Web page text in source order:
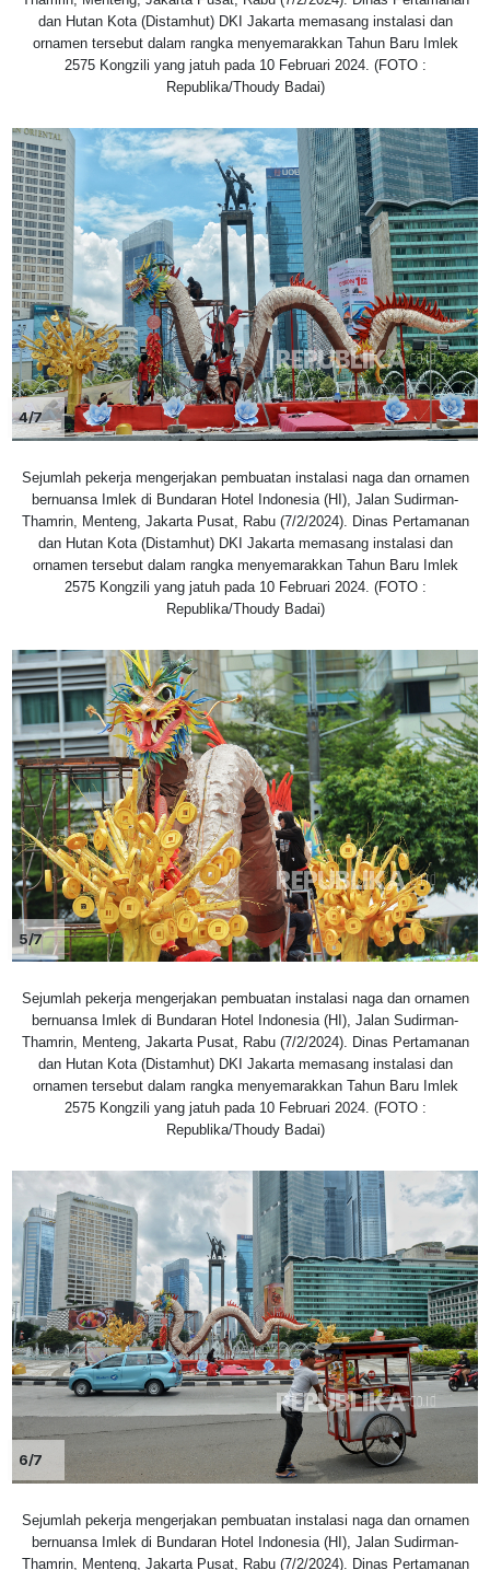
dan Hutan Kota (Distamhut) DKI Jakarta memasang instalasi dan
ornamen tersebut dalam rangka menyemarakkan Tahun Baru Imlek
2575 Kongzili yang jatuh pada 10 Februari 2024. (FOTO :
Republika/Thoudy Badai)
4/7
Sejumlah pekerja mengerjakan pembuatan instalasi naga dan ornamen
bernuansa Imlek di Bundaran Hotel Indonesia (HI), Jalan Sudirman-
Thamrin, Menteng, Jakarta Pusat, Rabu (7/2/2024). Dinas Pertamanan
dan Hutan Kota (Distamhut) DKI Jakarta memasang instalasi dan
ornamen tersebut dalam rangka menyemarakkan Tahun Baru Imlek
2575 Kongzili yang jatuh pada 10 Februari 2024. (FOTO :
Republika/Thoudy Badai)
5/7
Sejumlah pekerja mengerjakan pembuatan instalasi naga dan ornamen
bernuansa Imlek di Bundaran Hotel Indonesia (HI), Jalan Sudirman-
Thamrin, Menteng, Jakarta Pusat, Rabu (7/2/2024). Dinas Pertamanan
dan Hutan Kota (Distamhut) DKI Jakarta memasang instalasi dan
ornamen tersebut dalam rangka menyemarakkan Tahun Baru Imlek
2575 Kongzili yang jatuh pada 10 Februari 2024. (FOTO :
Republika/Thoudy Badai)
6/7
Sejumlah pekerja mengerjakan pembuatan instalasi naga dan ornamen
bernuansa Imlek di Bundaran Hotel Indonesia (HI), Jalan Sudirman-
Thamrin, Menteng, Jakarta Pusat, Rabu (7/2/2024). Dinas Pertamanan